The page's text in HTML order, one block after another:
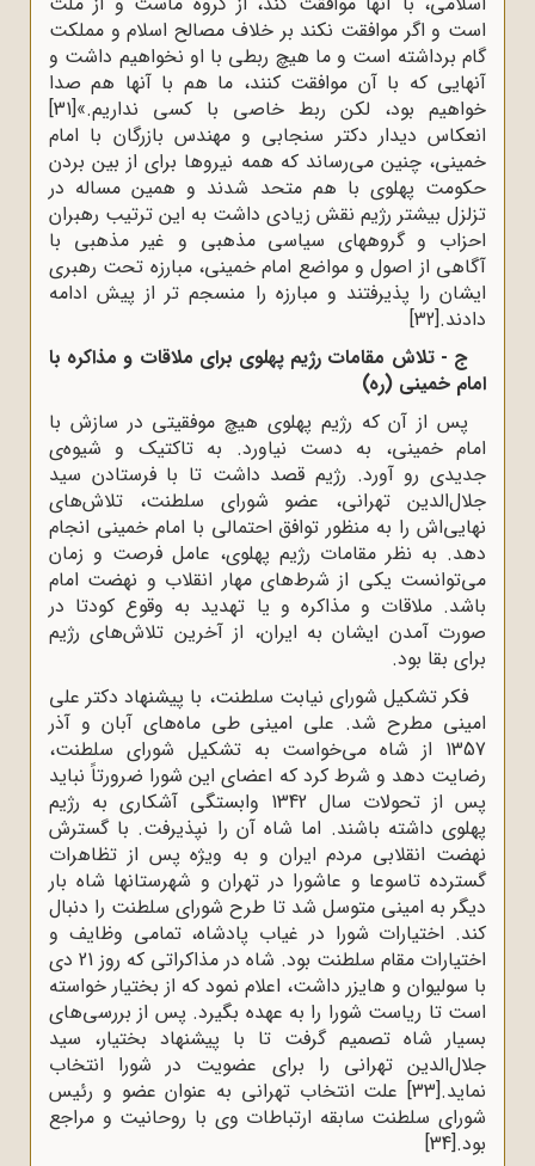
است و اگر موافقت نکند بر خلاف مصالح اسلام و مملکت
گام برداشته است و ما هیچ ربطی با او نخواهیم داشت و
آنهایی که با آن موافقت کنند، ما هم با آنها هم صدا
خواهیم بود، لکن ربط خاصی با کسی نداریم.»[31]
انعکاس دیدار دکتر سنجابی و مهندس بازرگان با امام
خمینی، چنین می‌رساند که همه نیروها برای از بین بردن
حکومت پهلوی با هم متحد شدند و همین مساله در
تزلزل بیشتر رژیم نقش زیادی داشت به این ترتیب رهبران
احزاب و گروههای سیاسی مذهبی و غیر مذهبی با
آگاهی از اصول و مواضع امام خمینی، مبارزه تحت رهبری
ایشان را پذیرفتند و مبارزه را منسجم تر از پیش ادامه
دادند.[32]
ج - تلاش مقامات رژیم پهلوی برای ملاقات و مذاکره با
امام خمینی (ره)
پس از آن که رژیم پهلوی هیچ موفقیتی در سازش با
امام خمینی، به دست نیاورد. به تاکتیک و شیوه‌ی
جدیدی رو آورد. رژیم قصد داشت تا با فرستادن سید
جلال‌الدین تهرانی، عضو شورای سلطنت، تلاش‌های
نهایی‌اش را به منظور توافق احتمالی با امام خمینی انجام
دهد. به نظر مقامات رژیم پهلوی، عامل فرصت و زمان
می‌توانست یکی از شرط‌های مهار انقلاب و نهضت امام
باشد. ملاقات و مذاکره و یا تهدید به وقوع کودتا در
صورت آمدن ایشان به ایران، از آخرین تلاش‌های رژیم
برای بقا بود.
فکر تشکیل شورای نیابت سلطنت، با پیشنهاد دکتر علی
امینی مطرح شد. علی امینی طی ماه‌های آبان و آذر
1357 از شاه می‌خواست به تشکیل شورای سلطنت،
رضایت دهد و شرط کرد که اعضای این شورا ضرورتاً نباید
پس از تحولات سال 1342 وابستگی آشکاری به رژیم
پهلوی داشته باشند. اما شاه آن را نپذیرفت. با گسترش
نهضت انقلابی مردم ایران و به ویژه پس از تظاهرات
گسترده تاسوعا و عاشورا در تهران و شهرستانها شاه بار
دیگر به امینی متوسل شد تا طرح شورای سلطنت را دنبال
کند. اختیارات شورا در غیاب پادشاه، تمامی وظایف و
اختیارات مقام سلطنت بود. شاه در مذاکراتی که روز 21 دی
با سولیوان و هایزر داشت، اعلام نمود که از بختیار خواسته
است تا ریاست شورا را به عهده بگیرد. پس از بررسی‌های
بسیار شاه تصمیم گرفت تا با پیشنهاد بختیار، سید
جلال‌الدین تهرانی را برای عضویت در شورا انتخاب
نماید.[33] علت انتخاب تهرانی به عنوان عضو و رئیس
شورای سلطنت سابقه ارتباطات وی با روحانیت و مراجع
بود.[34]